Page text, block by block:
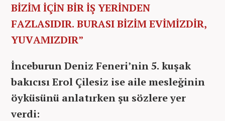
BİZİM İÇİN BİR İŞ YERİNDEN
FAZLASIDIR. BURASI BİZİM EVİMİZDİR,
YUVAMIZDIR”
İnceburun Deniz Feneri’nin 5. kuşak
bakıcısı Erol Çilesiz ise aile mesleğinin
öyküsünü anlatırken şu sözlere yer
verdi: